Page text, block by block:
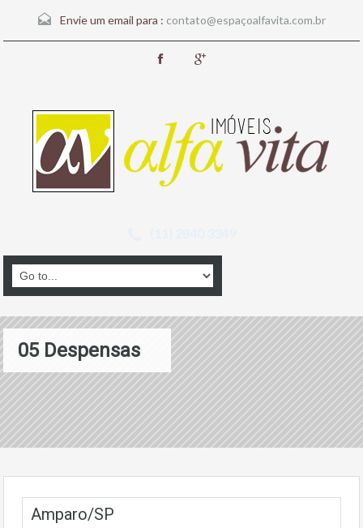
Envie um email para : contato@espaçoalfavita.com.br
05 Despensas
Amparo/SP